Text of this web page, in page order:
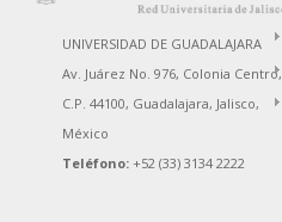
UNIVERSIDAD DE GUADALAJARA
Av. Juárez No. 976, Colonia Centro,
C.P. 44100, Guadalajara, Jalisco,
México
Teléfono: +52 (33) 3134 2222